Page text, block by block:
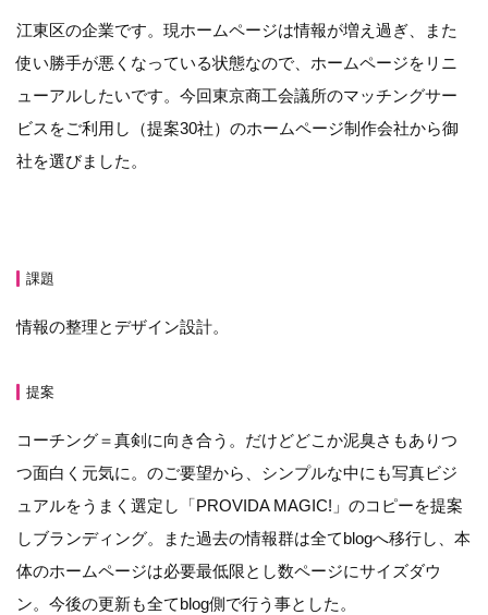
江東区の企業です。現ホームページは情報が増え過ぎ、また
使い勝手が悪くなっている状態なので、ホームページをリニ
ューアルしたいです。今回東京商工会議所のマッチングサー
ビスをご利用し（提案30社）のホームページ制作会社から御
社を選びました。
課題
情報の整理とデザイン設計。
提案
コーチング＝真剣に向き合う。だけどどこか泥臭さもありつ
つ面白く元気に。のご要望から、シンプルな中にも写真ビジ
ュアルをうまく選定し「PROVIDA MAGIC!」のコピーを提案
しブランディング。また過去の情報群は全てblogへ移行し、本
体のホームページは必要最低限とし数ページにサイズダウ
ン。今後の更新も全てblog側で行う事とした。